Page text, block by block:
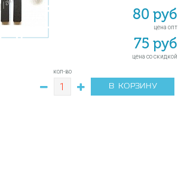
80 руб
цена опт
75 руб
цена со скидкой
кол-во
В КОРЗИНУ